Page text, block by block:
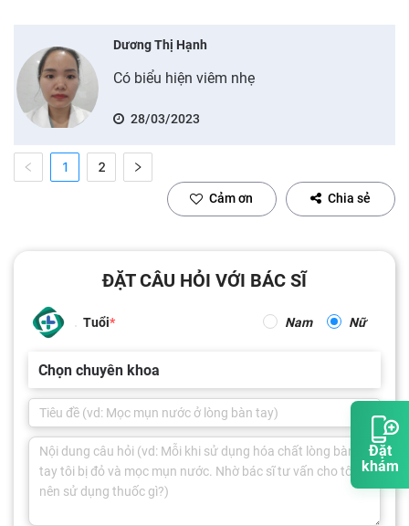
Đặt
khám
Dương Thị Hạnh
Có biểu hiện viêm nhẹ
28/03/2023
1 2
Cảm ơn Chia sẻ
ĐẶT CÂU HỎI VỚI BÁC SĨ
Tuổi Nam Nữ
Chọn chuyên khoa